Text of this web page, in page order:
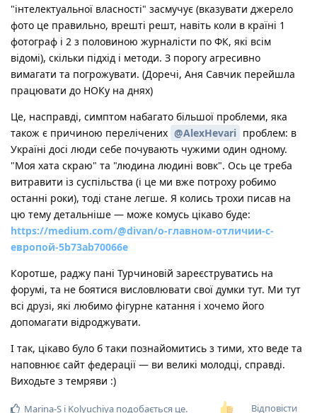
"інтелектуальної власності" засмучує (вказувати джерело
фото це правильно, врешті решт, навіть коли в країні 1
фотограф і 2 з половиною журналісти по ФК, які всім
відомі), скільки підхід і методи. З порогу агресивно
вимагати та погрожувати. (Доречі, Аня Савчик перейшла
працювати до НОКу на днях)
Це, насправді, симптом набагато більшої проблеми, яка
також є причиною перелічених @AlexHevari проблем: в
Україні досі люди себе почувають чужими один одному.
"Моя хата скраю" та "людина людині вовк". Ось це треба
витравити із суспільства (і це ми вже потроху робимо
останні роки), тоді стане легше. Я колись трохи писав на
цю тему детальніше — може комусь цікаво буде:
https://medium.com/@divan/о-главном-отличии-с-
европой-5b73ab70066e
Коротше, раджу пані Турчиновій зареєструватись на
форумі, та не боятися висловлювати свої думки тут. Ми тут
всі друзі, які любимо фігурне катання і хочемо його
допомагати відроджувати.
І так, цікаво було б таки познайомитись з тими, хто веде та
наповнює сайт федерації — ви великі молодці, справді.
Виходьте з темряви :)
Відповісти
Marina-S і Kolyuchiya подобається це.